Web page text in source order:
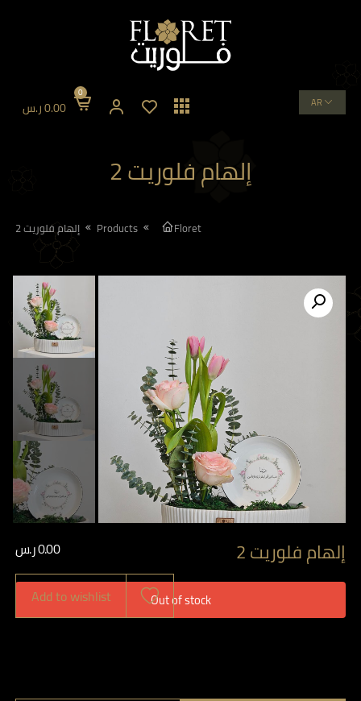
0
0.00ر.س
إلهام فلوريت 2
Floret
Products إلهام فلوريت 2
إلهام فلوريت 2 0.00ر.س
Out of stock
Add to wishlist